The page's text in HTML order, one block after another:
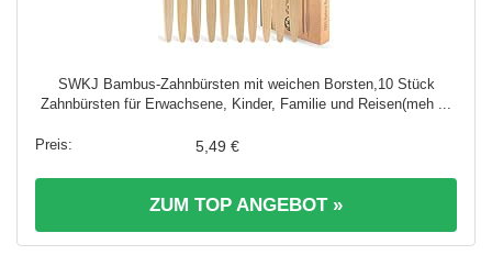
SWKJ Bambus-Zahnbürsten mit weichen Borsten,10 Stück
Zahnbürsten für Erwachsene, Kinder, Familie und Reisen(meh ...
5,49 €
ZUM TOP ANGEBOT »